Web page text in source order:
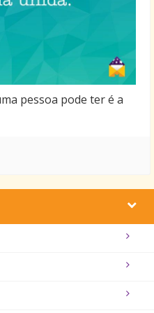
pessoa pode ter é a